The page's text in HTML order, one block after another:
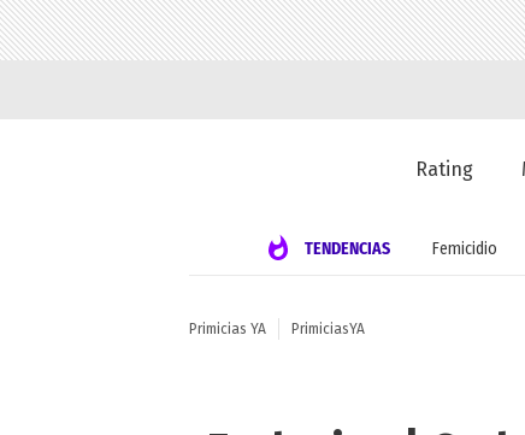
Rating
TENDENCIAS Femicidio
Primicias YA PrimiciasYA